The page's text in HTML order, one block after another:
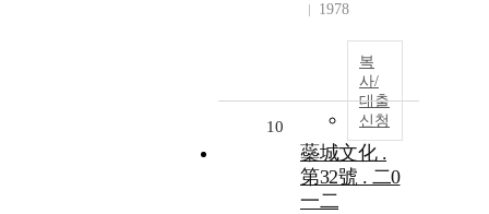
1978
복
사/
대출
신청
10
蘂城文化 .
第32號 . 二0
一二